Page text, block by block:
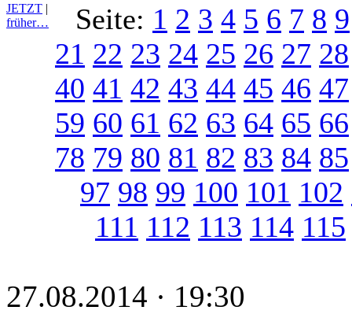
JETZT |
früher…
Seite: 1 2 3 4 5 6 7 8 9
21 22 23 24 25 26 27 28
40 41 42 43 44 45 46 47
59 60 61 62 63 64 65 66
78 79 80 81 82 83 84 85
97 98 99 100 101 102
111 112 113 114 115
27.08.2014 · 19:30